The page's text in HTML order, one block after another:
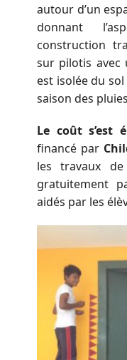
autour d’un
donnant
construction
sur pilotis avec
est isolée du
saison des
Le coût s’est
financé par
les travaux
gratuitement
aidés par les